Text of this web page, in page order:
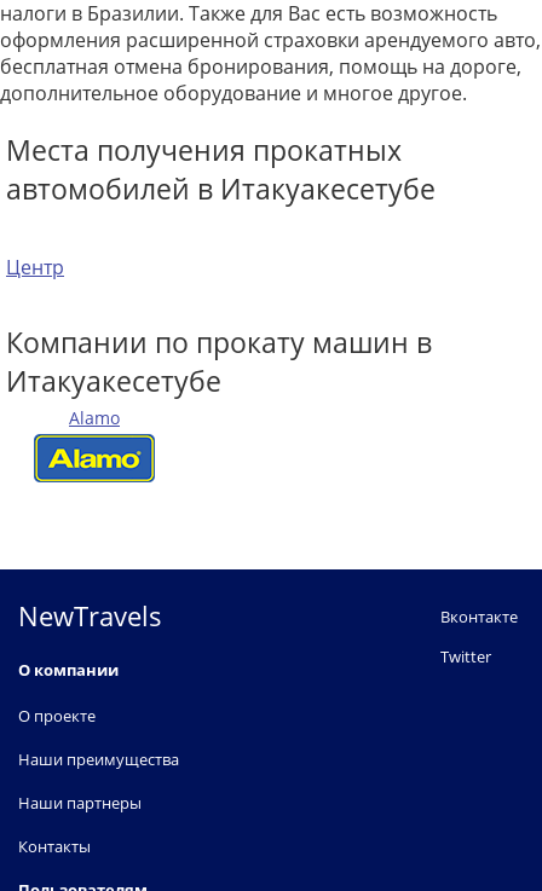
налоги в Бразилии. Также для Вас есть возможность
оформления расширенной страховки арендуемого авто,
бесплатная отмена бронирования, помощь на дороге,
дополнительное оборудование и многое другое.
Места получения прокатных
автомобилей в Итакуакесетубе
Центр
Компании по прокату машин в
Итакуакесетубе
Alamo
NewTravels
О компании
О проекте
Наши преимущества
Наши партнеры
Контакты
Вконтакте
Twitter